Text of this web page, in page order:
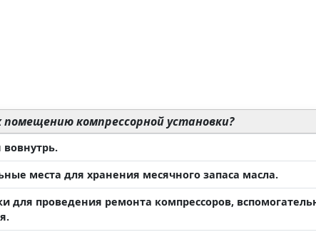
компрессорной установки?
места для хранения месячного запаса масла.
для проведения ремонта компрессоров,